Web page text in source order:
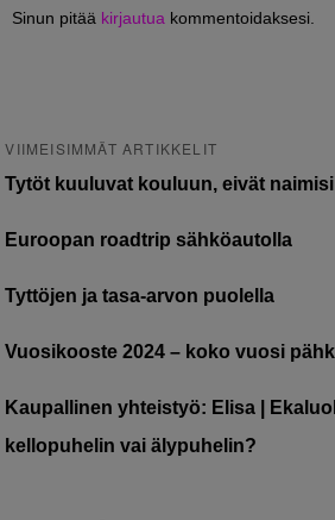
Sinun pitää kirjautua kommentoidaksesi.
VIIMEISIMMÄT ARTIKKELIT
Tytöt kuuluvat kouluun, eivät
Euroopan roadtrip sähköautolla
Tyttöjen ja tasa-arvon puolella
Vuosikooste 2024 – koko vuosi
Kaupallinen yhteistyö: Elisa |
kellopuhelin vai älypuhelin?